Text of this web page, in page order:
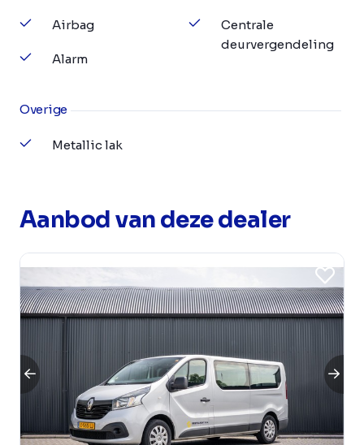
Airbag
Alarm
Centrale
deurvergendeling
Overige
Metallic lak
Aanbod van deze dealer